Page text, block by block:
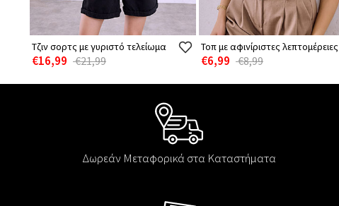
Τζιν σορτς με γυριστό τελείωμα
€16,99 €21,99
Τοπ με αφινίριστες λεπτομέρειες
€6,99 €8,99
Δωρεάν Μεταφορικά στα Καταστήματα